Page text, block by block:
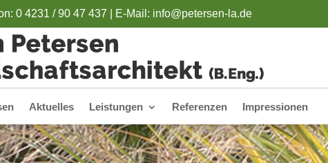
0 4231 / 90 47 437 | E-Mail: info@petersen-la.de
Aktuelles Leistungen Referenzen Impressionen